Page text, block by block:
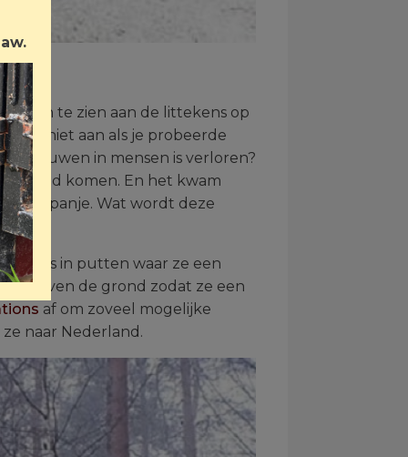
alleen te zien aan de littekens op
niet aan als je probeerde
in mensen is verloren?
goed komen. En het kwam
uit Spanje. Wat wordt deze
soms in putten waar ze een
boven de grond zodat ze een
af om zoveel mogelijke
ze naar Nederland.